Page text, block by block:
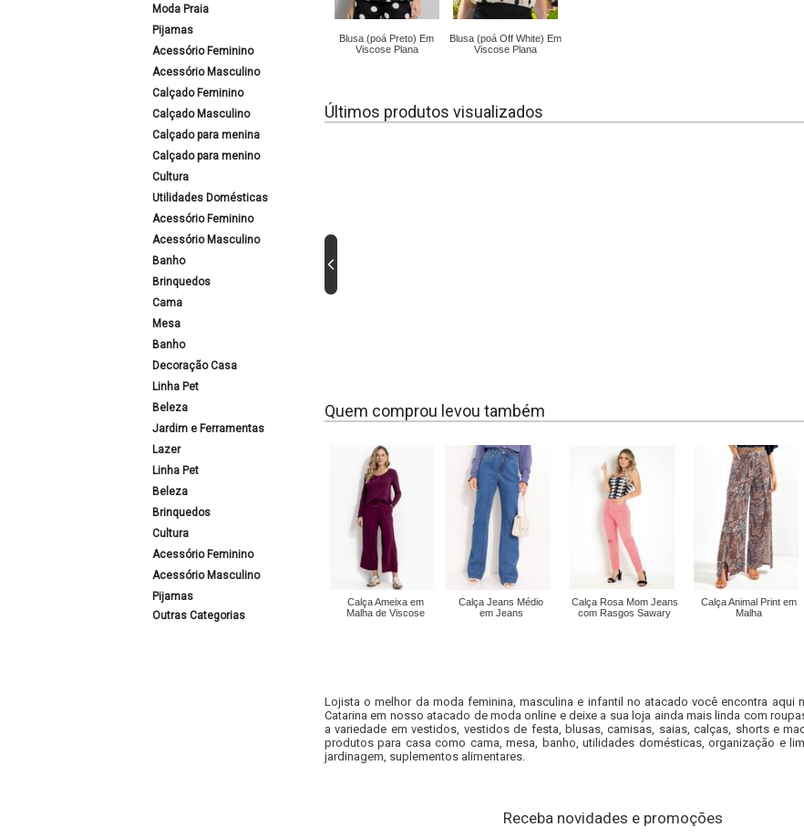
Moda Praia
Pijamas
Acessório Feminino
Acessório Masculino
Calçado Feminino
Calçado Masculino
Calçado para menina
Calçado para menino
Cultura
Utilidades Domésticas
Acessório Feminino
Acessório Masculino
Banho
Brinquedos
Cama
Mesa
Banho
Decoração Casa
Linha Pet
Beleza
Jardim e Ferramentas
Lazer
Linha Pet
Beleza
Brinquedos
Cultura
Acessório Feminino
Acessório Masculino
Pijamas
Outras Categorias
Blusa (poá Preto) Em
Viscose Plana
Blusa (poá Off White) Em
Viscose Plana
Últimos produtos visualizados
Quem comprou levou também
Calça Ameixa em
Malha de Viscose
Calça Jeans Médio
em Jeans
Calça Rosa Mom Jeans
com Rasgos Sawary
Calça Animal Print em
Malha
Lojista o melhor da moda feminina, masculina e infantil no atacado você encontra aqui
Catarina em nosso atacado de moda online e deixe a sua loja ainda mais linda com
a variedade em vestidos, vestidos de festa, blusas, camisas, saias, calças, shorts e
produtos para casa como cama, mesa, banho, utilidades domésticas, organização e
jardinagem, suplementos alimentares.
Receba novidades e promoções